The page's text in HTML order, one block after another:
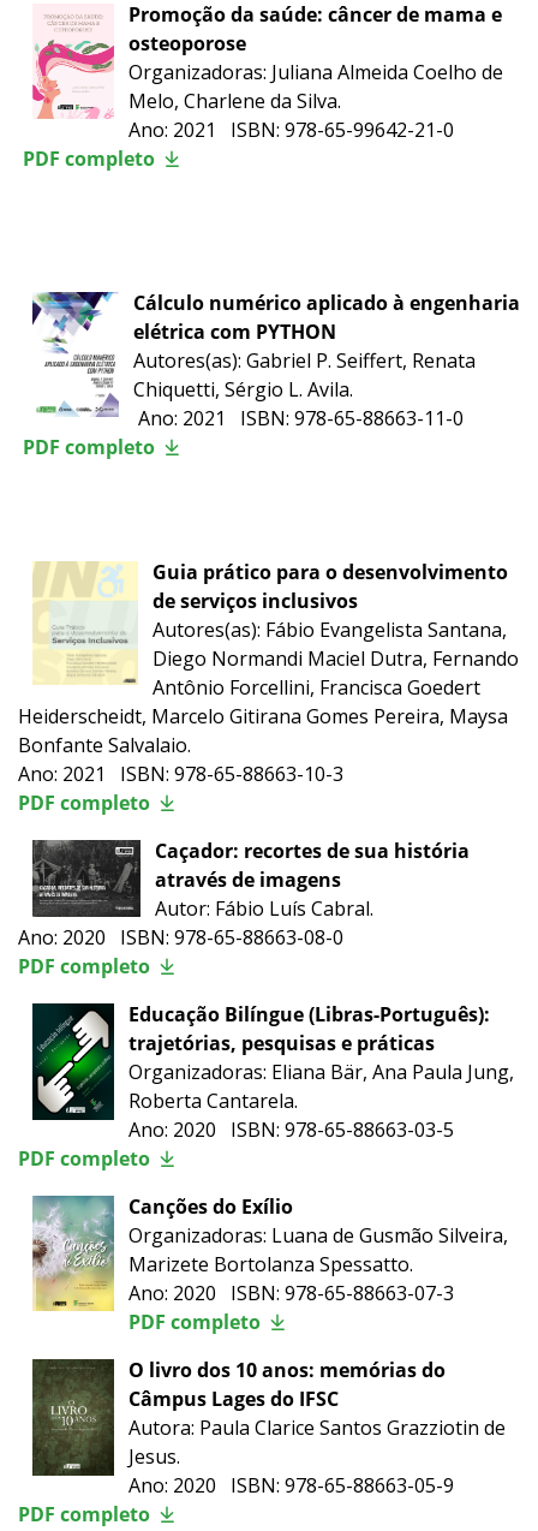
Promoção da saúde: câncer de mama e
osteoporose
Organizadoras: Juliana Almeida Coelho de
Melo, Charlene da Silva.
Ano: 2021 ISBN: 978-65-99642-21-0
PDF completo
Cálculo numérico aplicado à engenharia
elétrica com PYTHON
Autores(as): Gabriel P. Seiffert, Renata
Chiquetti, Sérgio L. Avila.
Ano: 2021 ISBN: 978-65-88663-11-0
PDF completo
Guia prático para o desenvolvimento
de serviços inclusivos
Autores(as): Fábio Evangelista Santana,
Diego Normandi Maciel Dutra, Fernando
Antônio Forcellini, Francisca Goedert
Heiderscheidt, Marcelo Gitirana Gomes Pereira, Maysa
Bonfante Salvalaio.
Ano: 2021 ISBN: 978-65-88663-10-3
PDF completo
Caçador: recortes de sua história
através de imagens
Autor: Fábio Luís Cabral.
Ano: 2020 ISBN: 978-65-88663-08-0
PDF completo
Educação Bilíngue (Libras-Português):
trajetórias, pesquisas e práticas
Organizadoras: Eliana Bär, Ana Paula Jung,
Roberta Cantarela.
Ano: 2020 ISBN: 978-65-88663-03-5
PDF completo
Canções do Exílio
Organizadoras: Luana de Gusmão Silveira,
Marizete Bortolanza Spessatto.
Ano: 2020 ISBN: 978-65-88663-07-3
PDF completo
O livro dos 10 anos: memórias do
Câmpus Lages do IFSC
Autora: Paula Clarice Santos Grazziotin de
Jesus.
Ano: 2020 ISBN: 978-65-88663-05-9
PDF completo